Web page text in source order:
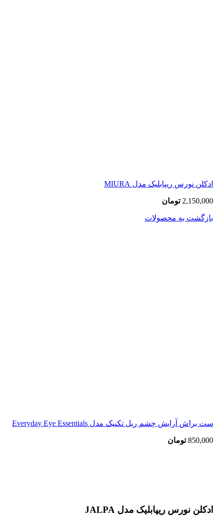
ادکلن نورس ریپابلیک مدل MIURA
2,150,000 تومان
بازگشت به محصولات
ست براش آرایش چشم ریل تکنیک مدل Everyday Eye Essentials
850,000 تومان
ادکلن نورس ریپابلیک مدل JALPA